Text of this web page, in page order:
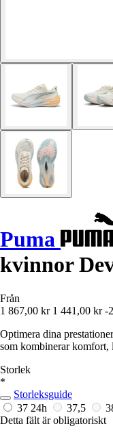
Puma
kvinnor
Från
1 867,00 kr 1 441,00 kr -
Optimera dina
som kombinerar komfort,
Storlek
*
Storleksguide
37 24h 37,5
Detta fält är obligatoriskt